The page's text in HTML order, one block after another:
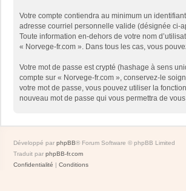
Votre compte contiendra au minimum un
adresse courriel personnelle valide (désignée ci-
Toute information en-dehors de votre nom
« Norvege-fr.com ». Dans tous les cas, vous
Votre mot de passe est crypté (hashage à sens
compte sur « Norvege-fr.com », conservez-le
votre mot de passe, vous pouvez utiliser la
nouveau mot de passe qui vous permettra de
Développé par phpBB® Forum Software © phpBB Limited
Traduit par phpBB-fr.com
Confidentialité | Conditions